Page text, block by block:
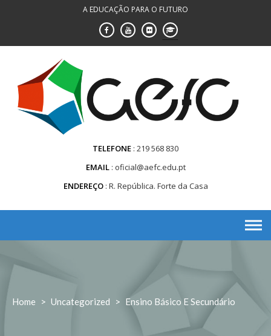
A EDUCAÇÃO PARA O FUTURO
TELEFONE 219 568 830
EMAIL oficial@aefc.edu.pt
ENDEREÇO R. República. Forte da Casa
Home > Uncategorized > Ensino Básico E Secundário